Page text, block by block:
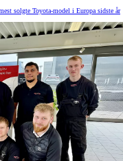
solgte Toyota-model i Europa sidste år